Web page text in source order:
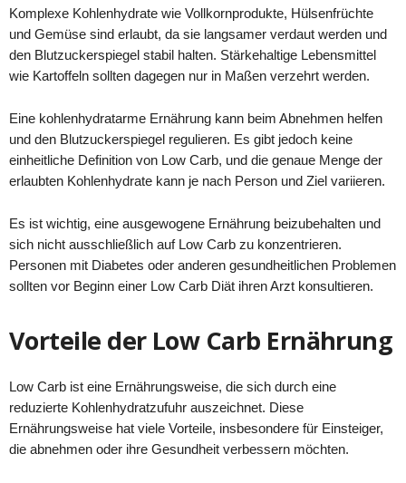
Komplexe Kohlenhydrate wie Vollkornprodukte, Hülsenfrüchte
und Gemüse sind erlaubt, da sie langsamer verdaut werden und
den Blutzuckerspiegel stabil halten. Stärkehaltige Lebensmittel
wie Kartoffeln sollten dagegen nur in Maßen verzehrt werden.
Eine kohlenhydratarme Ernährung kann beim Abnehmen helfen
und den Blutzuckerspiegel regulieren. Es gibt jedoch keine
einheitliche Definition von Low Carb, und die genaue Menge der
erlaubten Kohlenhydrate kann je nach Person und Ziel variieren.
Es ist wichtig, eine ausgewogene Ernährung beizubehalten und
sich nicht ausschließlich auf Low Carb zu konzentrieren.
Personen mit Diabetes oder anderen gesundheitlichen Problemen
sollten vor Beginn einer Low Carb Diät ihren Arzt konsultieren.
Vorteile der Low Carb Ernährung
Low Carb ist eine Ernährungsweise, die sich durch eine
reduzierte Kohlenhydratzufuhr auszeichnet. Diese
Ernährungsweise hat viele Vorteile, insbesondere für Einsteiger,
die abnehmen oder ihre Gesundheit verbessern möchten.